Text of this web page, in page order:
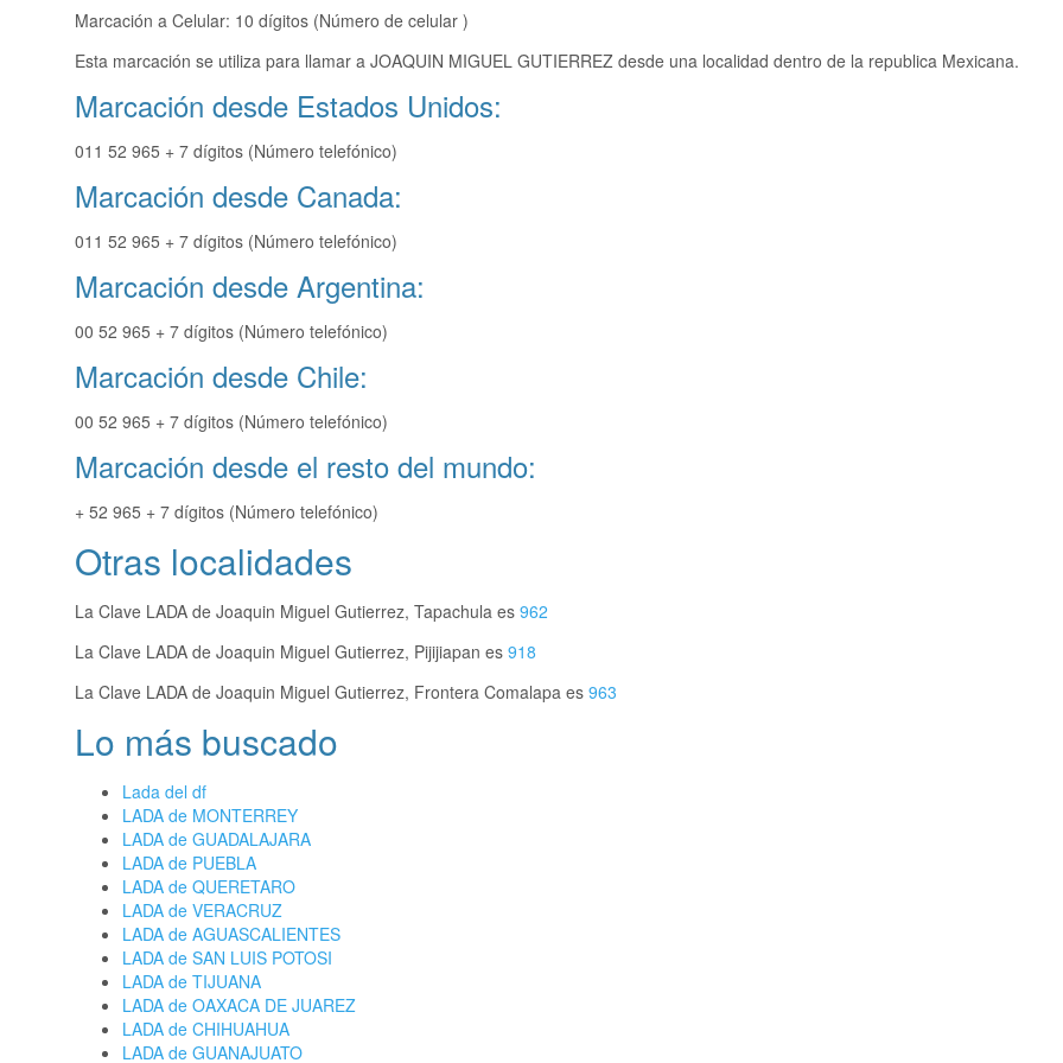
Marcación a Celular: 10 dígitos (Número de celular )
Esta marcación se utiliza para llamar a JOAQUIN MIGUEL GUTIERREZ desde una localidad dentro de la republica Mexicana.
Marcación desde Estados Unidos:
011 52 965 + 7 dígitos (Número telefónico)
Marcación desde Canada:
011 52 965 + 7 dígitos (Número telefónico)
Marcación desde Argentina:
00 52 965 + 7 dígitos (Número telefónico)
Marcación desde Chile:
00 52 965 + 7 dígitos (Número telefónico)
Marcación desde el resto del mundo:
+ 52 965 + 7 dígitos (Número telefónico)
Otras localidades
La Clave LADA de Joaquin Miguel Gutierrez, Tapachula es 962
La Clave LADA de Joaquin Miguel Gutierrez, Pijijiapan es 918
La Clave LADA de Joaquin Miguel Gutierrez, Frontera Comalapa es 963
Lo más buscado
Lada del df
LADA de MONTERREY
LADA de GUADALAJARA
LADA de PUEBLA
LADA de QUERETARO
LADA de VERACRUZ
LADA de AGUASCALIENTES
LADA de SAN LUIS POTOSI
LADA de TIJUANA
LADA de OAXACA DE JUAREZ
LADA de CHIHUAHUA
LADA de GUANAJUATO